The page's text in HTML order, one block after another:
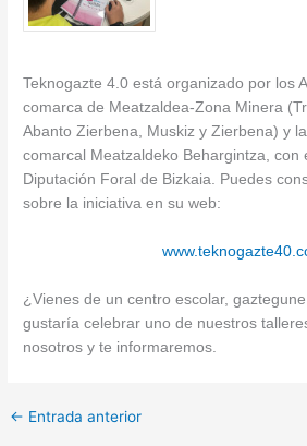
Teknogazte 4.0 está organizado por los
comarca de Meatzaldea-Zona Minera
Abanto Zierbena, Muskiz y Zierbena) y
comarcal Meatzaldeko Behargintza, con
Diputación Foral de Bizkaia. Puedes
sobre la iniciativa en su web:
¿Vienes de un centro escolar,
gustaría celebrar uno de nuestros
nosotros y te informaremos.
← Entrada anterior